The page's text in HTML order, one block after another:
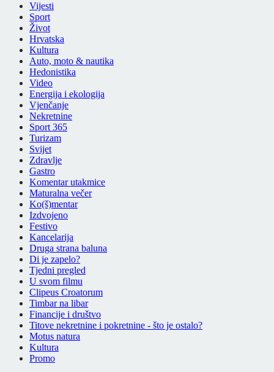
Vijesti
Sport
Život
Hrvatska
Kultura
Auto, moto & nautika
Hedonistika
Video
Energija i ekologija
Vjenčanje
Nekretnine
Sport 365
Turizam
Svijet
Zdravlje
Gastro
Komentar utakmice
Maturalna večer
Ko(š)mentar
Izdvojeno
Festivo
Kancelarija
Druga strana baluna
Di je zapelo?
Tjedni pregled
U svom filmu
Clipeus Croatorum
Timbar na libar
Financije i društvo
Titove nekretnine i pokretnine - što je ostalo?
Motus natura
Kultura
Promo